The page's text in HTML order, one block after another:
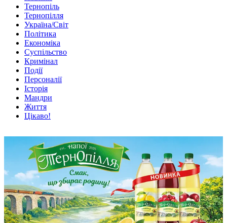
Тернопіль
Тернопілля
Україна/Світ
Політика
Економіка
Суспільство
Кримінал
Події
Персоналії
Історія
Мандри
Життя
Цікаво!